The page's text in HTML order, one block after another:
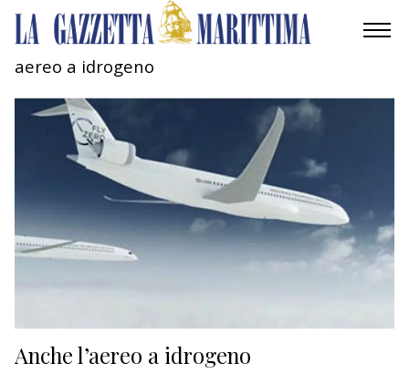
MOBILITÀ
INDUSTRIA
RICERCA
ECONOMIA
CULTURA
aereo a idrogeno
Anche l’aereo a idrogeno